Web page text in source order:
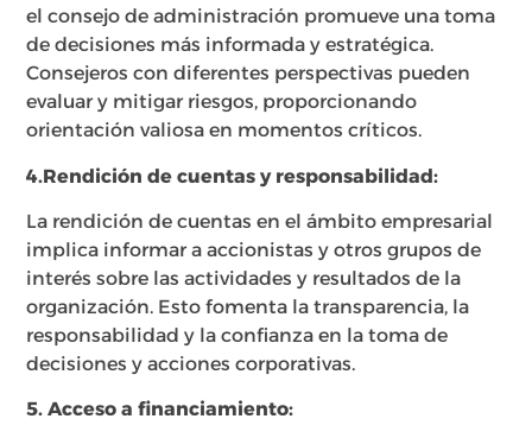
el consejo de administración promueve una toma
de decisiones más informada y estratégica.
Consejeros con diferentes perspectivas pueden
evaluar y mitigar riesgos, proporcionando
orientación valiosa en momentos críticos.
4.Rendición de cuentas y responsabilidad:
La rendición de cuentas en el ámbito empresarial
implica informar a accionistas y otros grupos de
interés sobre las actividades y resultados de la
organización. Esto fomenta la transparencia, la
responsabilidad y la confianza en la toma de
decisiones y acciones corporativas.
5. Acceso a financiamiento: